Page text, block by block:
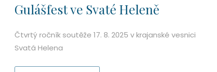
Gulášfest ve Svaté Heleně
Čtvrtý ročník soutěže 17. 8. 2025 v krajanské vesnici
Svatá Helena